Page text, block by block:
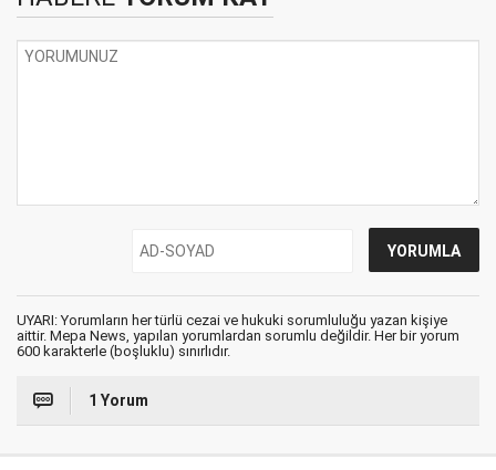
UYARI: Yorumların her türlü cezai ve hukuki sorumluluğu yazan kişiye
aittir. Mepa News, yapılan yorumlardan sorumlu değildir. Her bir yorum
600 karakterle (boşluklu) sınırlıdır.
1 Yorum